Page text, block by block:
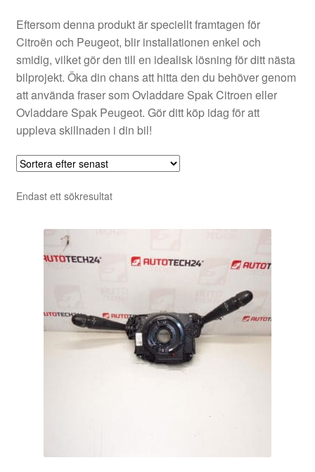
Världsomspännande frakt
Villkor
Eftersom denna produkt är speciellt framtagen för
Citroën och Peugeot, blir installationen enkel och
smidig, vilket gör den till en idealisk lösning för ditt nästa
bilprojekt. Öka din chans att hitta den du behöver genom
att använda fraser som Ovladdare Spak Citroen eller
Ovladdare Spak Peugeot. Gör ditt köp idag för att
uppleva skillnaden i din bil!
Endast ett sökresultat